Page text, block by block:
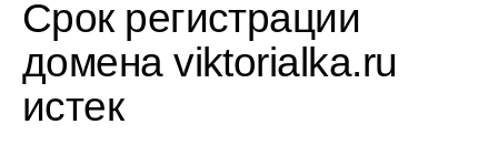
Срок регистрации
домена viktorialka.ru
истек